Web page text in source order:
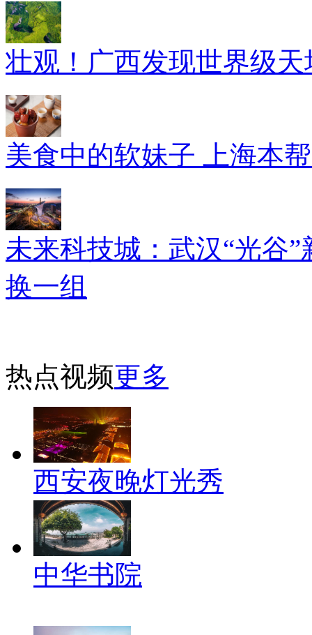
壮观！广西发现世界级
美食中的软妹子 上海本
未来科技城：武汉“光谷”
换一组
热点视频更多
西安夜晚灯光秀
中华书院